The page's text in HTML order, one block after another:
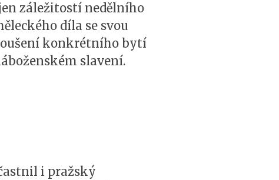
záležitostí nedělního
díla se svou
konkrétního bytí
slavení.
i pražský